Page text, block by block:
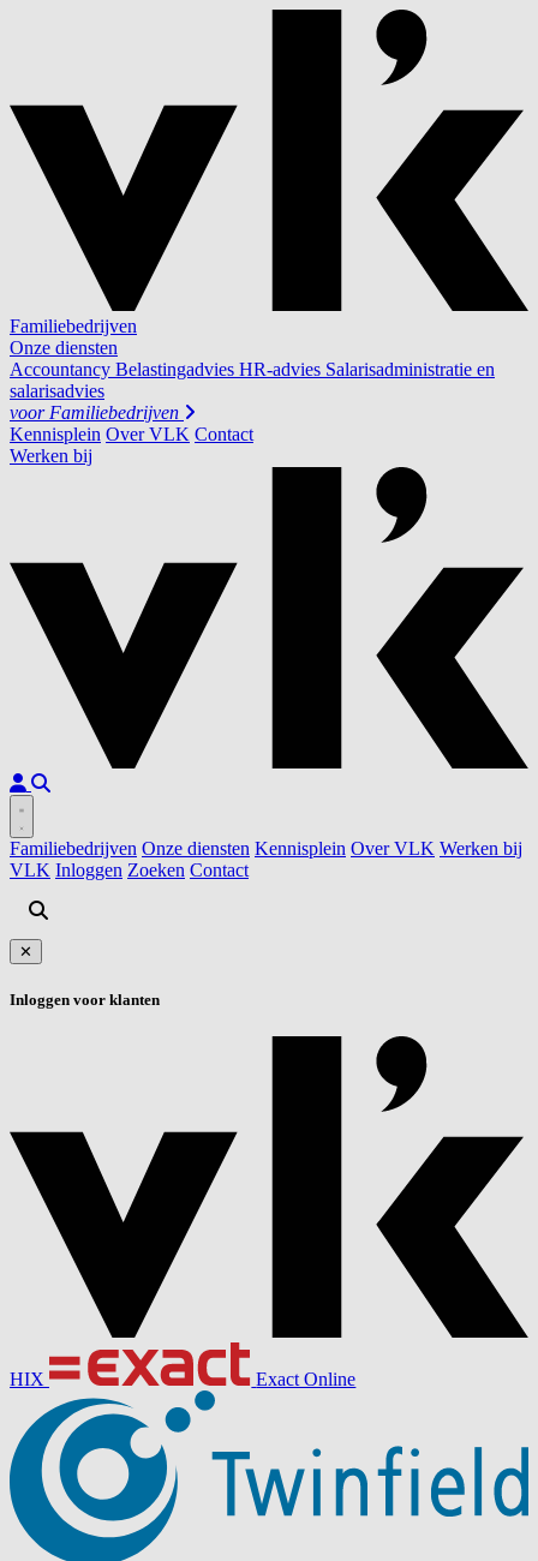
Familiebedrijven
Onze diensten
Accountancy Belastingadvies HR-advies Salarisadministratie en
salarisadvies
voor Familiebedrijven
Kennisplein Over VLK Contact
Werken bij
Familiebedrijven Onze diensten Kennisplein Over VLK Werken bij
VLK Inloggen Zoeken Contact
✕
Inloggen voor klanten
HIX Exact Online